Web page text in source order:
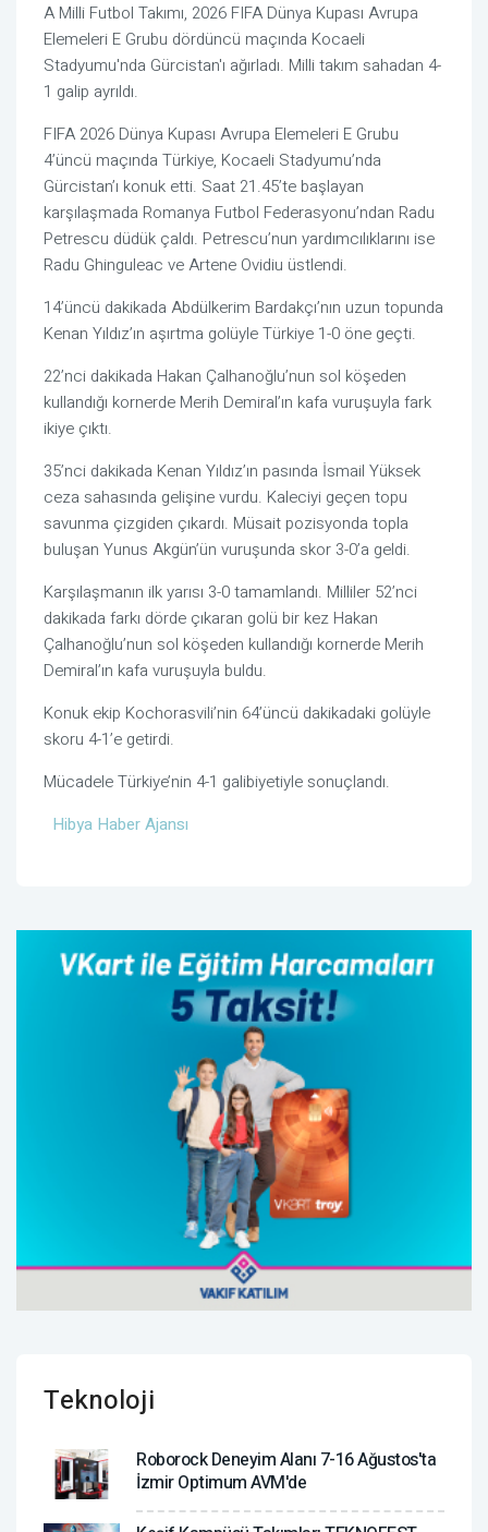
A Milli Futbol Takımı, 2026 FIFA Dünya Kupası Avrupa
Elemeleri E Grubu dördüncü maçında Kocaeli
Stadyumu'nda Gürcistan'ı ağırladı. Milli takım sahadan 4-
1 galip ayrıldı.
FIFA 2026 Dünya Kupası Avrupa Elemeleri E Grubu
4’üncü maçında Türkiye, Kocaeli Stadyumu’nda
Gürcistan’ı konuk etti. Saat 21.45’te başlayan
karşılaşmada Romanya Futbol Federasyonu’ndan Radu
Petrescu düdük çaldı. Petrescu’nun yardımcılıklarını ise
Radu Ghinguleac ve Artene Ovidiu üstlendi.
14’üncü dakikada Abdülkerim Bardakçı’nın uzun topunda
Kenan Yıldız’ın aşırtma golüyle Türkiye 1-0 öne geçti.
22’nci dakikada Hakan Çalhanoğlu’nun sol köşeden
kullandığı kornerde Merih Demiral’ın kafa vuruşuyla fark
ikiye çıktı.
35’nci dakikada Kenan Yıldız’ın pasında İsmail Yüksek
ceza sahasında gelişine vurdu. Kaleciyi geçen topu
savunma çizgiden çıkardı. Müsait pozisyonda topla
buluşan Yunus Akgün’ün vuruşunda skor 3-0’a geldi.
Karşılaşmanın ilk yarısı 3-0 tamamlandı. Milliler 52’nci
dakikada farkı dörde çıkaran golü bir kez Hakan
Çalhanoğlu’nun sol köşeden kullandığı kornerde Merih
Demiral’ın kafa vuruşuyla buldu.
Konuk ekip Kochorasvili’nin 64’üncü dakikadaki golüyle
skoru 4-1’e getirdi.
Mücadele Türkiye’nin 4-1 galibiyetiyle sonuçlandı.
Hibya Haber Ajansı
Teknoloji
Roborock Deneyim Alanı 7-16 Ağustos'ta
İzmir Optimum AVM'de